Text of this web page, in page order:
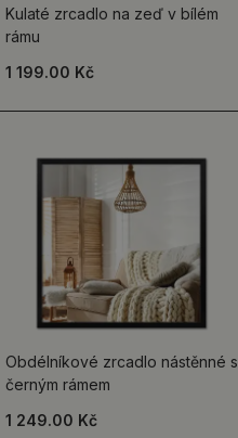
Kulaté zrcadlo na zeď v bílém
rámu
1 199.00 Kč
Obdélníkové zrcadlo nástěnné s
černým rámem
1 249.00 Kč